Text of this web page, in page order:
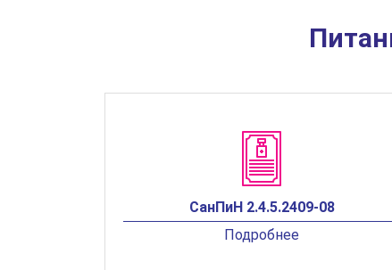
СанПиН 2.4.5.2409-08
Подробнее